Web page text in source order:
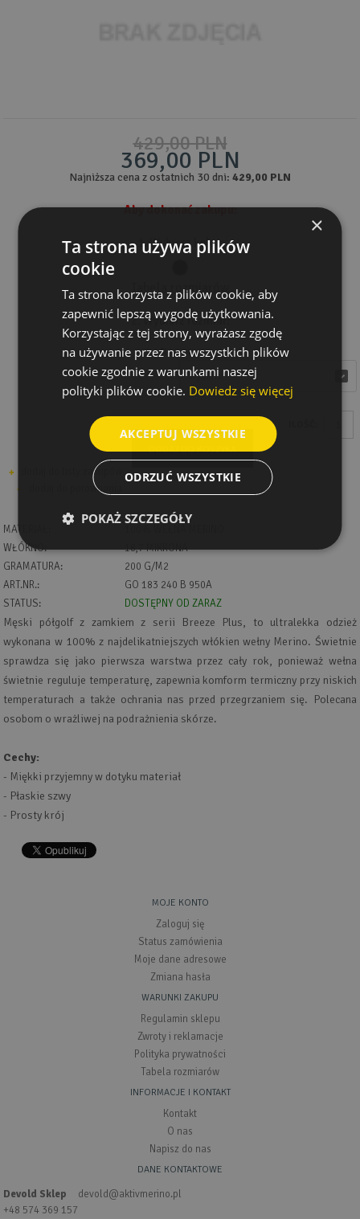
429,00 PLN
369,00 PLN
Najniższa cena z ostatnich 30 dni: 429,00 PLN
Aby dokonać zakupu:
1. Wybierz kolor:
Tabela rozmiarów
2. Wybierz rozmiar:
Rozmiar
wybierz
wybierz
dodaj do listy zakupów
dodaj do porównania
DODAJ DO KOSZYKA
MATERIAŁ:
WŁÓKNO:
18,7 MIKRONA
GRAMATURA:
200 G/M2
ART.NR.:
GO 183 240 B 950A
STATUS:
DOSTĘPNY OD ZARAZ
Męski półgolf z zamkiem z serii Breeze Plus, to ultralekka odzież
wykonana w 100% z najdelikatniejszych włókien wełny Merino. Świetnie
sprawdza się jako pierwsza warstwa przez cały rok, ponieważ wełna
świetnie reguluje temperaturę, zapewnia komform termiczny przy niskich
temperaturach a także ochrania nas przed przegrzaniem się. Polecana
osobom o wrażliwej na podrażnienia skórze.
Cechy:
- Miękki przyjemny w dotyku materiał
- Płaskie szwy
- Prosty krój
MOJE KONTO
Zaloguj się
Status zamówienia
Moje dane adresowe
Zmiana hasła
WARUNKI ZAKUPU
Regulamin sklepu
Zwroty i reklamacje
Polityka prywatności
Tabela rozmiarów
INFORMACJE I KONTAKT
Kontakt
O nas
Napisz do nas
DANE KONTAKTOWE
Devold Sklep
+48 574 369 157
devold@aktivmerino.pl
×
Ta strona używa plików
cookie
Ta strona korzysta z plików cookie, aby
zapewnić lepszą wygodę użytkowania.
Korzystając z tej strony, wyrażasz zgodę
na używanie przez nas wszystkich plików
cookie zgodnie z warunkami naszej
polityki plików cookie. Dowiedz się więcej
AKCEPTUJ WSZYSTKIE
ODRZUĆ WSZYSTKIE
POKAŻ SZCZEGÓŁY